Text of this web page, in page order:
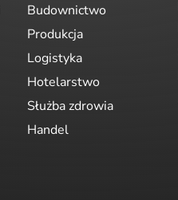
Budownictwo
Produkcja
Logistyka
Hotelarstwo
Służba zdrowia
Handel